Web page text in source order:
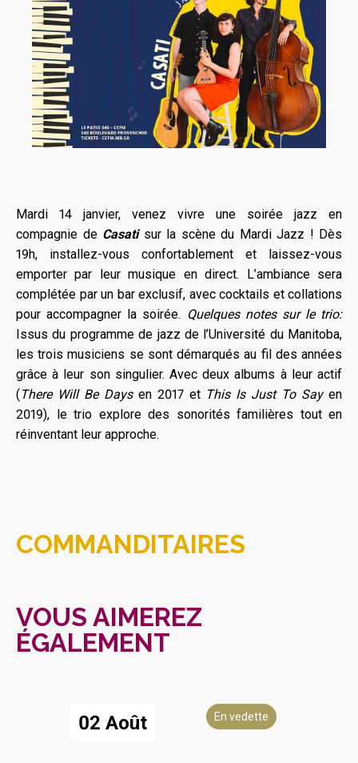
Mardi 14 janvier, venez vivre une soirée jazz en
compagnie de Casati sur la scène du Mardi Jazz ! Dès
19h, installez-vous confortablement et laissez-vous
emporter par leur musique en direct. L’ambiance sera
complétée par un bar exclusif, avec cocktails et collations
pour accompagner la soirée. Quelques notes sur le trio:
Issus du programme de jazz de l’Université du Manitoba,
les trois musiciens se sont démarqués au fil des années
grâce à leur son singulier. Avec deux albums à leur actif
(There Will Be Daysen 2017 et This Is Just To Sayen
2019), le trio explore des sonorités familières tout en
réinventant leur approche.
COMMANDITAIRES
VOUS AIMEREZ
ÉGALEMENT
02 Août En vedette